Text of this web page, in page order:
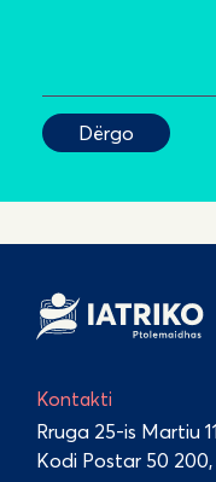
Kontakti
Rruga 25-is Martiu
Kodi Postar 50